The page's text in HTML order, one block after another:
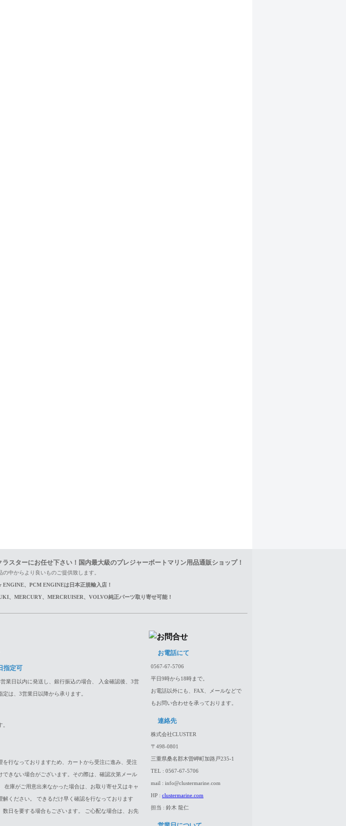
スターにお任せ下さい！国内最大級のプレジャーボートマリン用品通販ショップ！
中からより良いものご提供致します。
、PCM ENGINEは日本正規輸入店！
、MERCURY、MERCRUISER、VOLVO純正パーツ取り寄せ可能！
指定可
業日以内に発送し、銀行振込の場合、 入金確認後、3営
は、3営業日以降から承ります。
を行なっておりますため、カートから受注に進み、受注
できない場合がございます。その際は、確認次第メール
在庫がご用意出来なかった場合は、お取り寄せ又はキャ
解ください。 できるだけ早く確認を行なっております
数日を要する場合もございます。 ご心配な場合は、お先
お電話にて
0567-67-5706
平日9時から18時まで。
お電話以外にも、FAX、メールなどで
もお問い合わせを承っております。
連絡先
株式会社CLUSTER
〒498-0801
三重県桑名郡木曽岬町加路戸235-1
TEL : 0567-67-5706
mail : info@clustermarine.com
HP : clustermarine.com
担当 : 鈴木 龍仁